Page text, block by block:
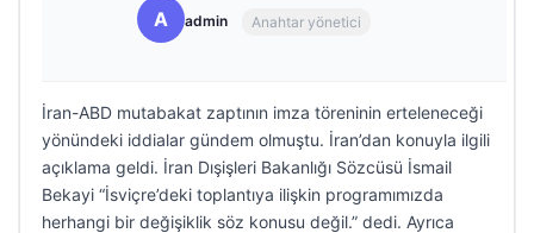
A admin Anahtar yönetici
İran-ABD mutabakat zaptının imza töreninin erteleneceği
yönündeki iddialar gündem olmuştu. İran’dan konuyla ilgili
açıklama geldi. İran Dışişleri Bakanlığı Sözcüsü İsmail
Bekayi “İsviçre’deki toplantıya ilişkin programımızda
herhangi bir değişiklik söz konusu değil.” dedi. Ayrıca